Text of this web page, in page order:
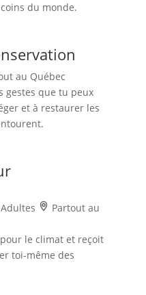
du monde.
au Québec
gestes que tu peux
et à restaurer les
Partout au
le climat et reçoit
toi-même des